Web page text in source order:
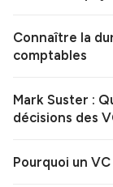
Connaître la
comptables
Mark Suster :
décisions des
Pourquoi un